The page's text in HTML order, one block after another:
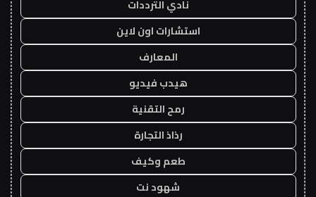
نادي الترددات
استشارات اون لاين
المعارف
هيدب فيديو
رمح التقنية
رذاذ التجارة
طعم وكيف
شهود نت